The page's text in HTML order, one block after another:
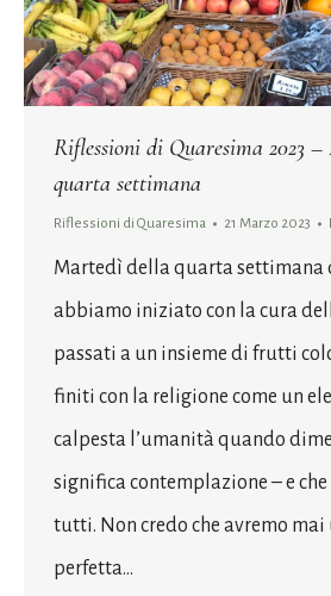
Riflessioni di Quaresima 2023
quarta settimana
Riflessioni di Quaresima 21 Marzo 2023
Martedì della quarta settimana
abbiamo iniziato con la cura
passati a un insieme di frutti
finiti con la religione come un
calpesta l’umanità quando
significa contemplazione – e
tutti. Non credo che avremo
perfetta…